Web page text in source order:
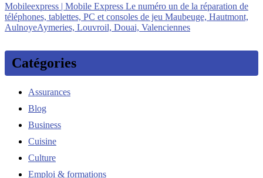
Mobi­leexpress | Mobile Express Le numéro un de la réparation de
téléphones, tablettes, PC et consoles de jeu Maubeuge, Hautmont,
AulnoyeAymeries, Louvroil, Douai, Va­len­cien­nes
Catégories
Assurances
Blog
Business
Cuisine
Culture
Emploi & formations